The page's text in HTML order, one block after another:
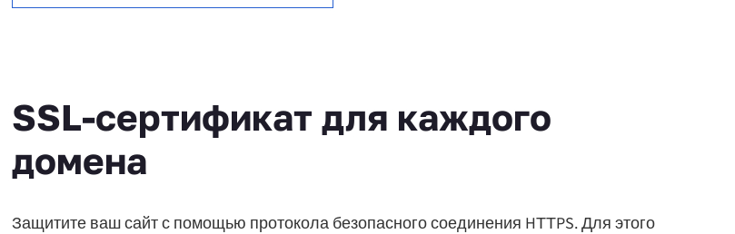
SSL-сертификат для каждого
домена
Защитите ваш сайт с помощью протокола безопасного соединения HТТPS. Для этого